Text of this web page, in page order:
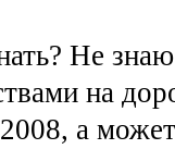
Не
на
а